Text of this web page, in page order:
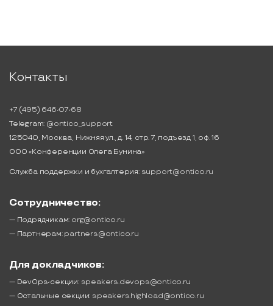
Контакты
+7 (495) 646-07-68
Telegram: @ontico_support
125040, Москва, Нижняя ул., д. 14, стр. 7, подъезд 1, оф. 16
ООО «Конференции Олега Бунина»
Служба поддержки и бухгалтерия: support@ontico.ru
Сотрудничество:
— Подрядчикам: org@ontico.ru
— Партнерам: partners@ontico.ru
Для докладчиков:
— DevOps-секции: speakers.devops@ontico.ru
— Остальные секции: speakers.highload@ontico.ru